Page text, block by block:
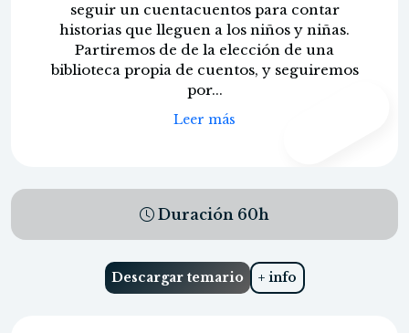
seguir un cuentacuentos para contar
historias que lleguen a los niños y niñas.
Partiremos de de la elección de una
biblioteca propia de cuentos, y seguiremos
por...
Leer más
Duración 60h
Descargar temario + info